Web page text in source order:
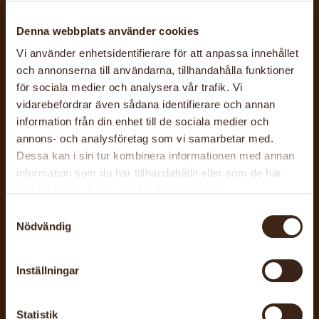
Denna webbplats använder cookies
Vi använder enhetsidentifierare för att anpassa innehållet
och annonserna till användarna, tillhandahålla funktioner
för sociala medier och analysera vår trafik. Vi
vidarebefordrar även sådana identifierare och annan
information från din enhet till de sociala medier och
annons- och analysföretag som vi samarbetar med.
Dessa kan i sin tur kombinera informationen med annan
information som du har tillhandahållit eller som de har
Nödvändig
Inställningar
Statistik
Övrig information
Studieförbundet Vuxenskolan
Gävleborg
Workshop Textil
Barn och unga